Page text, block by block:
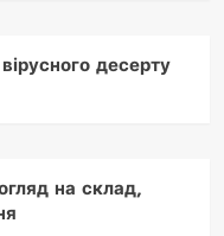
десерту
на склад,